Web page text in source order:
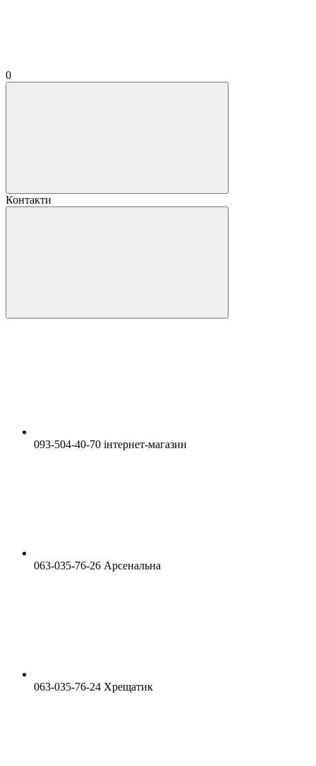
0
Контакти
093-504-40-70 інтернет-магазин
063-035-76-26 Арсенальна
063-035-76-24 Хрещатик